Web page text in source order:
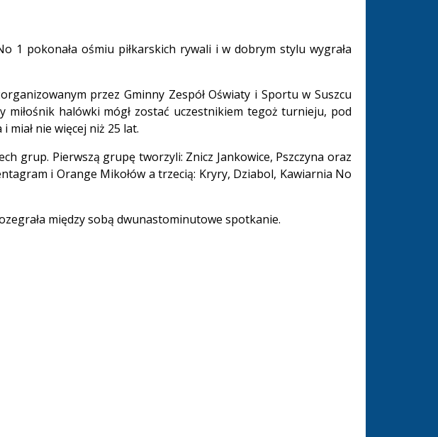
1 pokonała ośmiu piłkarskich rywali i w dobrym stylu wygrała
przez Gminny Zespół Oświaty i Sportu w Suszcu
miłośnik halówki mógł zostać uczestnikiem tegoż turnieju, pod
miał nie więcej niż 25 lat.
grup. Pierwszą grupę tworzyli: Znicz Jankowice, Pszczyna oraz
i Orange Mikołów a trzecią: Kryry, Dziabol, Kawiarnia No
między sobą dwunastominutowe spotkanie.